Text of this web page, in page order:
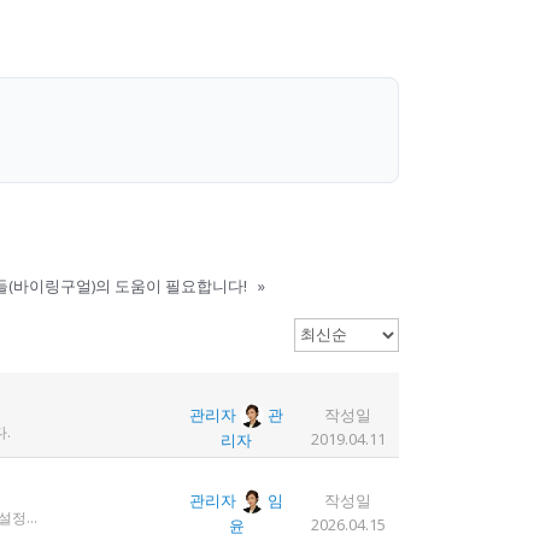
(바이링구얼)의 도움이 필요합니다! »
.
관리자
관
리자
작성일
2019.04.11
1. 디도스 공격 당함 2. 귀찮아서 서버 꺼놓음 3. 이참에 서버 이전함 4. 사라진 데이터는 없는 것 확인했는데, 일부 DB 설정이 활성화 안됨 5. 고칠 수는 있는데, 저희 집 신생아 협조 필요 6. 신생아가 협조하지 않음 현재 새글 쓰기, 신규 가입, 덧글 달기 등은 막아 두었습니다 언제든 3월 18일 전후 시점으로 롤백될 수 있습니다 디도스 공격은 10평짜리 구녕가게에 사람을 1만명 보내 영업방해를 하는 것과 같은 기법입니다. 왜 디도스 공격을 그렇게까지 열정적으로 하는가? 이것이 심해진 시점이 제가 출산하러 간다고 블라그에 글을 쓴 직후입니다. 적절한 비유인지 모르겠는데 암퇘지도 출산 후에는 도축 안 하지 않나 싶고요 옛날 같으면 이렇게 순하게 살지 않을 것인데, 요새 드는 생각이 좀 있습니다 사람은 노력해 봤자고, 사실 모든 능력치는 정해졌고 발현만 기다리는 것이 전부가 아닐까요 어떤 사람은 노력의 고점이 디도스 공격인 것입니다 그 애미도 한때는 가능성의 김칫국을 사발째 드링킹하며 키웠겠지요 저한테도 이 사이트를 유지할 유인이 있음은 말씀드렸으니 잘 이용해 주시면 그만인 것이고 시간 나시거든 디도스 공격자도 긍휼히 여겨 주시길 바랍니다
관리자
임
윤
작성일
2026.04.15